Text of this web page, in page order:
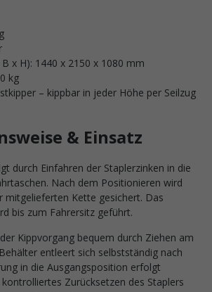
x H): 1440 x 2150 x 1080 mm
kg
– kippbar in jeder Höhe per Seilzug
& Einsatz
durch Einfahren der Staplerzinken in die
Nach dem Positionieren wird
mitgelieferten Kette gesichert. Das
bis zum Fahrersitz geführt.
Kippvorgang bequem durch Ziehen am
entleert sich selbstständig nach
in die Ausgangsposition erfolgt
Zurücksetzen des Staplers